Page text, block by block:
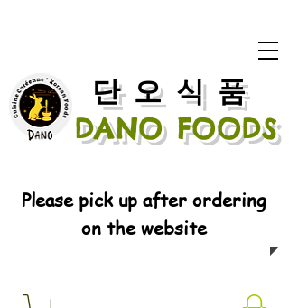
​단오식품
DANO FOODS
Please pick up after ordering
on the website